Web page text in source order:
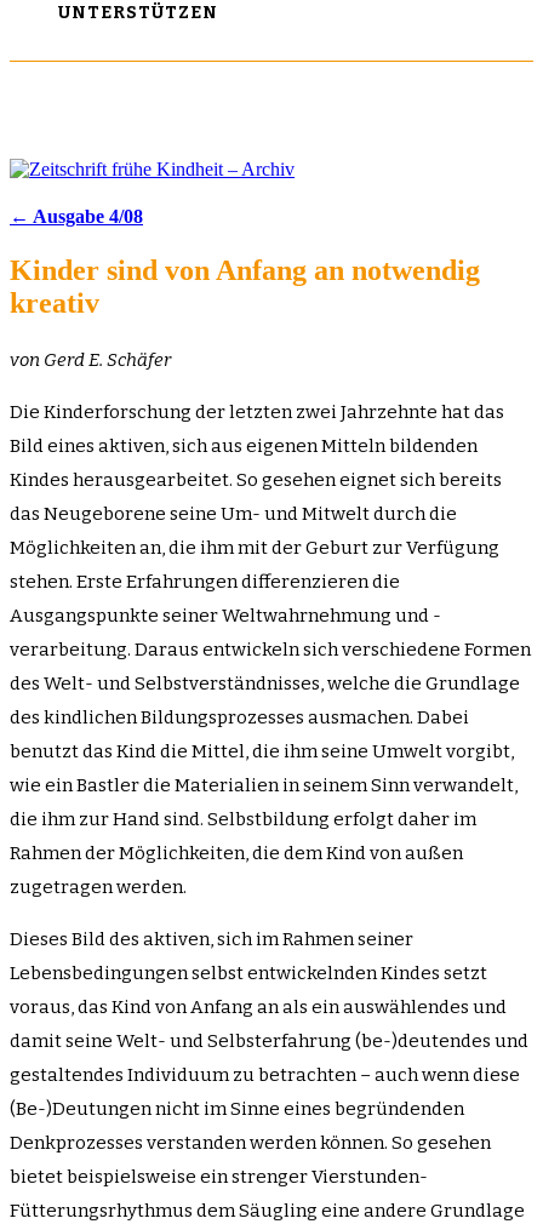
UNTERSTÜTZEN
← Ausgabe 4/08
Kinder sind von Anfang an notwendig
kreativ
von Gerd E. Schäfer
Die Kinderforschung der letzten zwei Jahrzehnte hat das
Bild eines aktiven, sich aus eigenen Mitteln bildenden
Kindes herausgearbeitet. So gesehen eignet sich bereits
das Neugeborene seine Um- und Mitwelt durch die
Möglichkeiten an, die ihm mit der Geburt zur Verfügung
stehen. Erste Erfahrungen differenzieren die
Ausgangspunkte seiner Weltwahrnehmung und -
verarbeitung. Daraus entwickeln sich verschiedene Formen
des Welt- und Selbstverständnisses, welche die Grundlage
des kindlichen Bildungsprozesses ausmachen. Dabei
benutzt das Kind die Mittel, die ihm seine Umwelt vorgibt,
wie ein Bastler die Materialien in seinem Sinn verwandelt,
die ihm zur Hand sind. Selbstbildung erfolgt daher im
Rahmen der Möglichkeiten, die dem Kind von außen
zugetragen werden.
Dieses Bild des aktiven, sich im Rahmen seiner
Lebensbedingungen selbst entwickelnden Kindes setzt
voraus, das Kind von Anfang an als ein auswählendes und
damit seine Welt- und Selbsterfahrung (be-)deutendes und
gestaltendes Individuum zu betrachten – auch wenn diese
(Be-)Deutungen nicht im Sinne eines begründenden
Denkprozesses verstanden werden können. So gesehen
bietet beispielsweise ein strenger Vierstunden-
Fütterungsrhythmus dem Säugling eine andere Grundlage